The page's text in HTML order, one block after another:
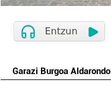
Garazi Burgoa Aldarondo